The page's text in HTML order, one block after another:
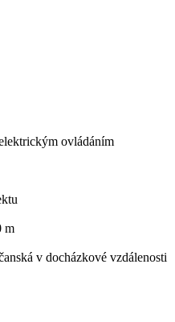
ovládáním
m
v docházkové vzdálenosti